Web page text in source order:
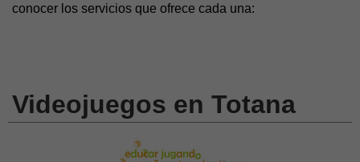
conocer los servicios que ofrece cada una:
Videojuegos en Totana